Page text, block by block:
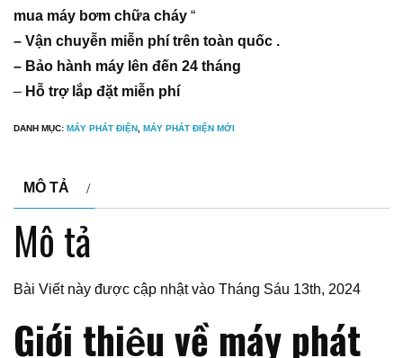
mua máy bơm chữa cháy “
– Vận chuyễn miễn phí trên toàn quốc .
– Bảo hành máy lên đến 24 tháng
– Hỗ trợ lắp đặt miễn phí
DANH MỤC: MÁY PHÁT ĐIỆN, MÁY PHÁT ĐIỆN MỚI
MÔ TẢ
Mô tả
Bài Viết này được cập nhật vào Tháng Sáu 13th, 2024
Giới thiệu về máy phát